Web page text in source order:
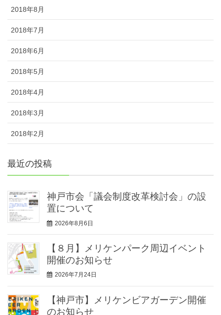
2018年8月
2018年7月
2018年6月
2018年5月
2018年4月
2018年3月
2018年2月
最近の投稿
神戸市会「議会制度改革検討会」の設
置について
2026年8月6日
【８月】メリケンパーク周辺イベント
開催のお知らせ
2026年7月24日
【神戸市】メリケンビアガーデン開催
のお知らせ